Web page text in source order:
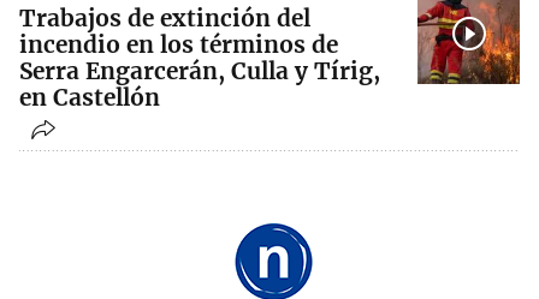
Trabajos de extinción del
incendio en los términos de
Serra Engarcerán, Culla y Tírig,
en Castellón